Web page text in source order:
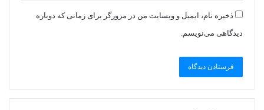
ذخیره نام، ایمیل و وبسایت من در مرورگر برای زمانی که دوباره
دیدگاهی می‌نویسم.